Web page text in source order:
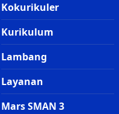
Kokurikuler
Kurikulum
Lambang
Layanan
Mars SMAN 3